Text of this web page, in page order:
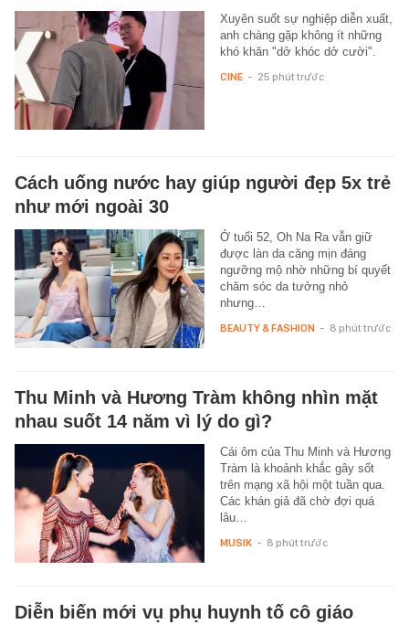
Xuyên suốt sự nghiệp diễn xuất,
anh chàng gặp không ít những
khó khăn "dở khóc dở cười".
CINE - 25 phút trước
Cách uống nước hay giúp người đẹp 5x trẻ
như mới ngoài 30
Ở tuổi 52, Oh Na Ra vẫn giữ
được làn da căng mịn đáng
ngưỡng mộ nhờ những bí quyết
chăm sóc da tưởng nhỏ
nhưng…
BEAUTY & FASHION - 8 phút trước
Thu Minh và Hương Tràm không nhìn mặt
nhau suốt 14 năm vì lý do gì?
Cái ôm của Thu Minh và Hương
Tràm là khoảnh khắc gây sốt
trên mạng xã hội một tuần qua.
Các khán giả đã chờ đợi quá
lâu…
MUSIK - 8 phút trước
Diễn biến mới vụ phụ huynh tố cô giáo